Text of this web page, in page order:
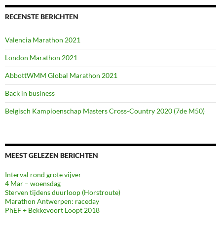
RECENSTE BERICHTEN
Valencia Marathon 2021
London Marathon 2021
AbbottWMM Global Marathon 2021
Back in business
Belgisch Kampioenschap Masters Cross-Country 2020 (7de M50)
MEEST GELEZEN BERICHTEN
Interval rond grote vijver
4 Mar – woensdag
Sterven tijdens duurloop (Horstroute)
Marathon Antwerpen: raceday
PhEF + Bekkevoort Loopt 2018